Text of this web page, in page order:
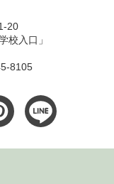
20
校入口」
8105